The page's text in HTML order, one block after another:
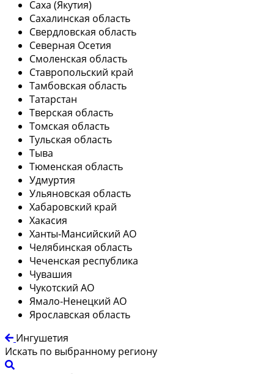
Саха (Якутия)
Сахалинская область
Свердловская область
Северная Осетия
Смоленская область
Ставропольский край
Тамбовская область
Татарстан
Тверская область
Томская область
Тульская область
Тыва
Тюменская область
Удмуртия
Ульяновская область
Хабаровский край
Хакасия
Ханты-Мансийский АО
Челябинская область
Чеченская республика
Чувашия
Чукотский АО
Ямало-Ненецкий АО
Ярославская область
Ингушетия
Искать по выбранному региону